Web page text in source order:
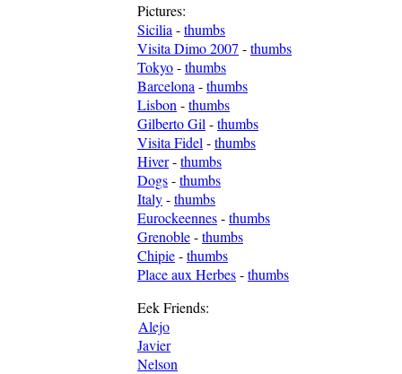
Pictures:
Sicilia -thumbs
Visita Dimo 2007 -thumbs
Tokyo-thumbs
Barcelona -thumbs
Lisbon -thumbs
Gilberto Gil -thumbs
Visita Fidel -thumbs
Hiver-thumbs
Dogs-thumbs
Italy-thumbs
Eurockeennes-thumbs
Grenoble-thumbs
Chipie-thumbs
Place aux Herbes-thumbs
Eek Friends:
Alejo
Javier
Nelson